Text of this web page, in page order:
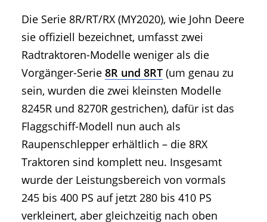
Die Serie 8R/RT/RX (MY2020), wie John Deere
sie offiziell bezeichnet, umfasst zwei
Radtraktoren-Modelle weniger als die
Vorgänger-Serie 8R und 8RT (um genau zu
sein, wurden die zwei kleinsten Modelle
8245R und 8270R gestrichen), dafür ist das
Flaggschiff-Modell nun auch als
Raupenschlepper erhältlich – die 8RX
Traktoren sind komplett neu. Insgesamt
wurde der Leistungsbereich von vormals
245 bis 400 PS auf jetzt 280 bis 410 PS
verkleinert, aber gleichzeitig nach oben